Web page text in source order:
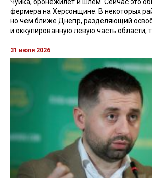
Чуйка, бронежилет и шлем. Сейчас это
фермера на Херсонщине. В некоторых
но чем ближе Днепр, разделяющий
и оккупированную левую часть области,
31 июля 2026